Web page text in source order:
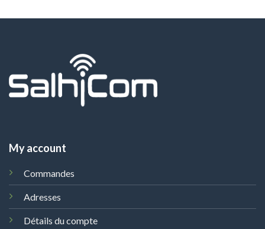
My account
Commandes
Adresses
Détails du compte